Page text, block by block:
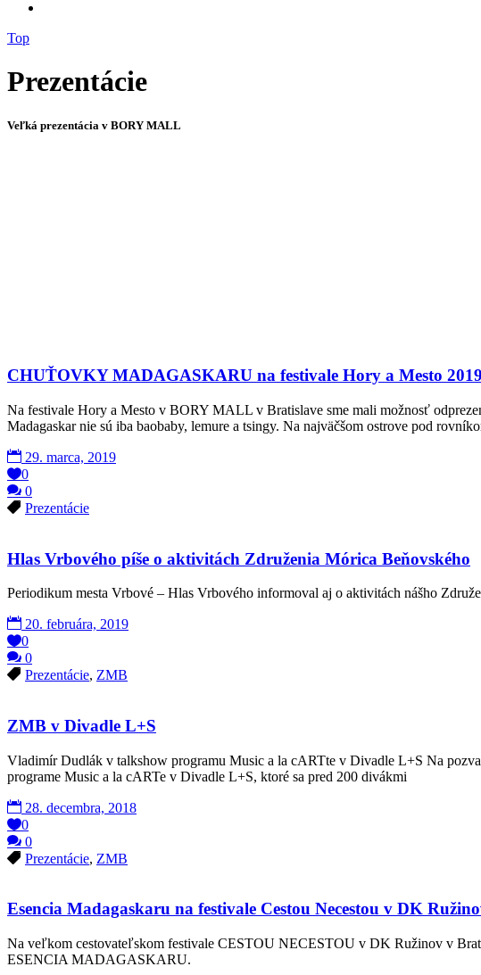
Top
Prezentácie
Veľká prezentácia v BORY MALL
CHUŤOVKY MADAGASKARU na festivale Hory a Mesto 2019
Na festivale Hory a Mesto v BORY MALL v Bratislave sme mali možnosť
Madagaskar nie sú iba baobaby, lemure a tsingy. Na najväčšom ostrove pod
29. marca, 2019
0
0
Prezentácie
Hlas Vrbového píše o aktivitách Združenia Mórica Beňovského
Periodikum mesta Vrbové – Hlas Vrbového informoval aj o aktivitách nášho
20. februára, 2019
0
0
Prezentácie, ZMB
ZMB v Divadle L+S
Vladimír Dudlák v talkshow programu Music a la cARTte v Divadle L+S Na
programe Music a la cARTe v Divadle L+S, ktoré sa pred 200 divákmi
28. decembra, 2018
0
0
Prezentácie, ZMB
Esencia Madagaskaru na festivale Cestou Necestou v DK
Na veľkom cestovateľskom festivale CESTOU NECESTOU v DK Ružinov v
ESENCIA MADAGASKARU.